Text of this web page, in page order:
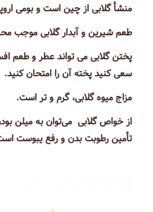
منشأ گلابی از چین است و بومی
طعم شیرین و آبدار گلابی موجب
پختن گلابی می تواند عطر و طعم
سعی کنید پخته آن را امتحان کنید.
مزاج میوه گلابی، گرم و تر است.
از خواص گلابی می‌توان به میلن
تأمین رطوبت بدن و رفع یبوست